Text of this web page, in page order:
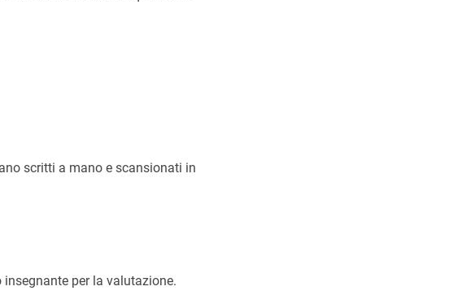
scritti a mano e scansionati in
per la valutazione.